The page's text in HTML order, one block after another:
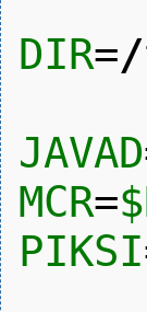
DIR=/
JAVAD
MCR=
PIKSI